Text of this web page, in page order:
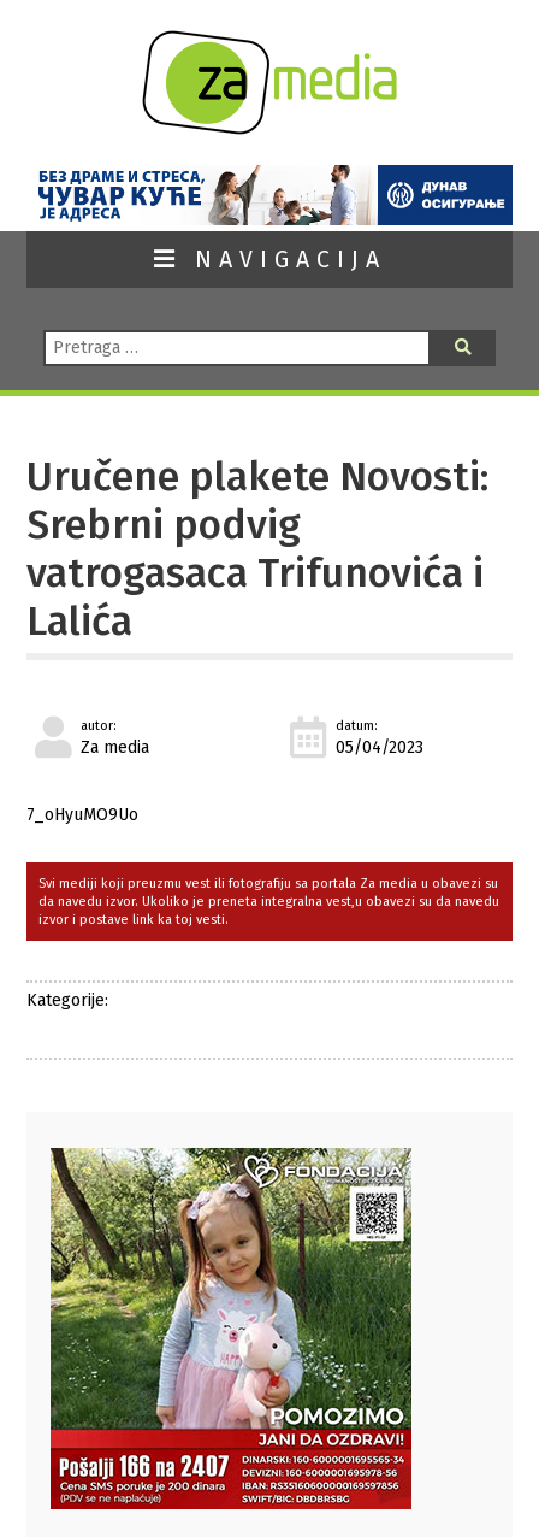
NAVIGACIJA
Pretraga:
Uručene plakete Novosti:
Srebrni podvig
vatrogasaca Trifunovića i
Lalića
autor:
Za media
datum:
05/04/2023
7_oHyuMO9Uo
Svi mediji koji preuzmu vest ili fotografiju sa portala Za media u obavezi su
da navedu izvor. Ukoliko je preneta integralna vest,u obavezi su da navedu
izvor i postave link ka toj vesti.
Kategorije: